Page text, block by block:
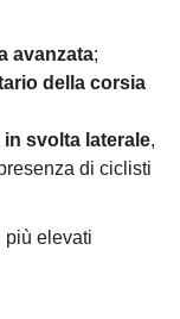
avanzata;
della corsia
in svolta laterale,
di ciclisti
più elevati